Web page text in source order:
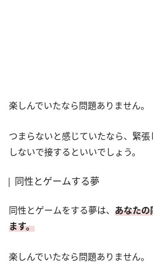
楽しんでいたなら問題ありません。
つまらないと感じていたなら、緊
しないで接するといいでしょう。
同性とゲームする夢
同性とゲームをする夢は、 あなたの
ます。
楽しんでいたなら問題ありません。